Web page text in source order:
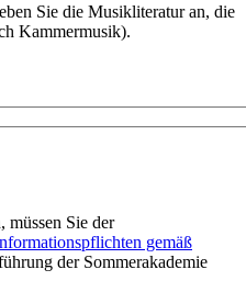
Sie die Musikliteratur an, die
Kammermusik).
müssen Sie der
gemäß
der Sommerakademie